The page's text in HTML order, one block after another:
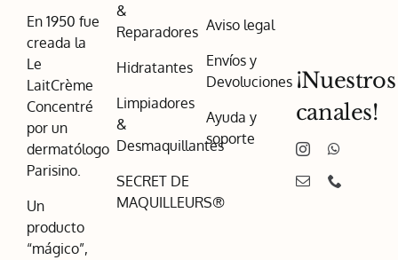
En 1950 fue
creada la
Le
LaitCrème
Concentré
por un
dermatólogo
Parisino.
Un
producto
“mágico”,
&
Reparadores
Hidratantes
Limpiadores
&
Desmaquillantes
SECRET DE
MAQUILLEURS®
Aviso legal
Envíos y
Devoluciones
Ayuda y
soporte
¡Nuestros
canales!